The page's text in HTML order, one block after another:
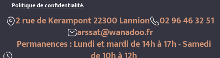
Politique de confidentialité.
2 rue de Kerampont 22300 Lannion
02 96 46 32 51
arssat@wanadoo.fr
Permanences : Lundi et mardi de 14h à 17h - Samedi